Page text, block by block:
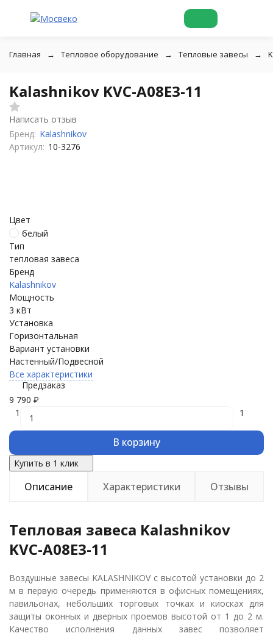
Главная Тепловое оборудование Тепловые завесы
Kalashnikov KVC-A08E3-11
Написать отзыв
Бренд: Kalashnikov
Артикул: 10-3276
Цвет
белый
Тип
тепловая завеса
Бренд
Kalashnikov
Мощность
3 кВт
Установка
Горизонтальная
Вариант установки
Настенный/Подвесной
Все характеристики
Предзаказ
9 790 ₽
1
1
В корзину
Купить в 1 клик
Описание Характеристики Отзывы
Тепловая завеса Kalashnikov
KVC-A08E3-11
Воздушные завесы KALASHNIKOV с высотой установки до 2
м в первую очередь применяются в офисных помещениях,
павильонах, небольших торговых точках и киосках для
защиты оконных и дверных проемов высотой от 1 до 2 м.
Качество исполнения данных завес позволяет